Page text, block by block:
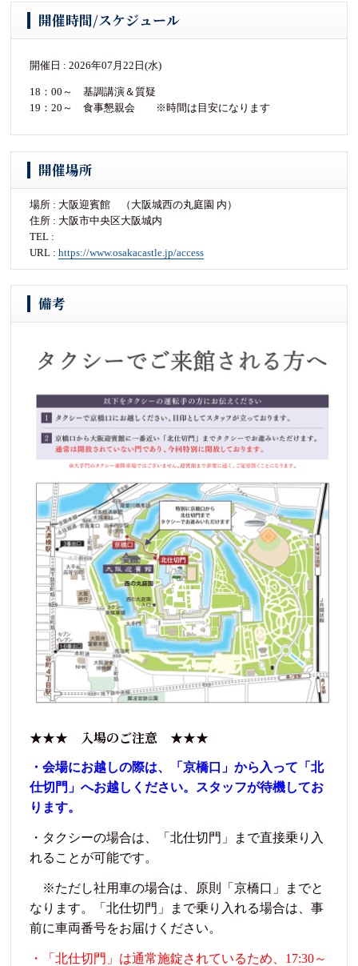
開催時間/スケジュール
開催日 : 2026年07月22日(水)
18：00～ 基調講演＆質疑
19：20～ 食事懇親会 ※時間は目安になります
開催場所
場所 : 大阪迎賓館 （大阪城西の丸庭園 内）
住所 : 大阪市中央区大阪城内
TEL :
URL :https://www.osakacastle.jp/access
備考
★★★ 入場のご注意 ★★★
・会場にお越しの際は、「京橋口」から入って「北
仕切門」へお越しください。スタッフが待機してお
ります。
・タクシーの場合は、「北仕切門」まで直接乗り入
れることが可能です。
※ただし社用車の場合は、原則「京橋口」までと
なります。「北仕切門」まで乗り入れる場合は、事
前に車両番号をお届けください。
・「北仕切門」は通常施錠されているため、17:30～